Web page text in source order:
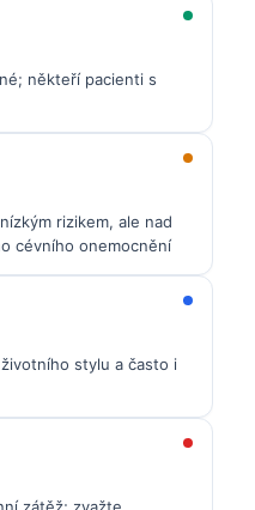
někteří pacienti s
rizikem, ale nad
cévního onemocnění
stylu a často i
zátěž; zvažte